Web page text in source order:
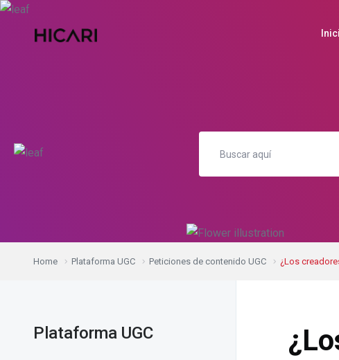
Home Plataforma UGC Peticiones de contenido UGC ¿Los
Plataforma UGC